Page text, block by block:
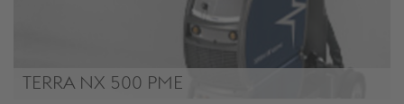
TERRA NX 500 PME